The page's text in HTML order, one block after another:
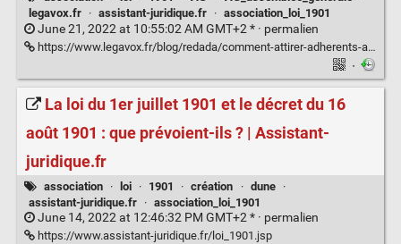
legavox.fr
· assistant-juridique.fr · association_loi_1901
June 21, 2022 at 10:55:02 AM GMT+2 * · permalien
https://www.legavox.fr/blog/redada/comment-attirer-adherents-assemblee-generale-32648.htm
·
La loi du 1er juillet 1901 et le décret du 16
août 1901 : que prévoient-ils ? | Assistant-
juridique.fr
association · loi · 1901 · création · dune
·
assistant-juridique.fr
· association_loi_1901
June 14, 2022 at 12:46:32 PM GMT+2 * · permalien
https://www.assistant-juridique.fr/loi_1901.jsp